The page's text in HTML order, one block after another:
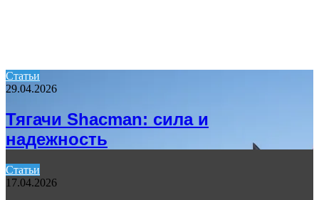
Статьи
29.04.2026
Тягачи Shacman: сила и
надежность
Статьи
17.04.2026